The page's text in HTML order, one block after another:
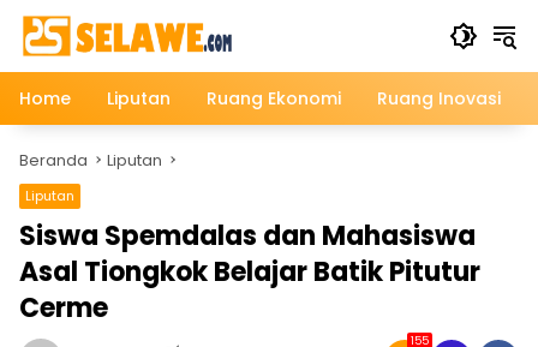
Langsung
konten
Home
Liputan Ruang Ekonomi Ruang Inovasi
Beranda Liputan
Liputan
Siswa Spemdalas dan Mahasiswa
Asal Tiongkok Belajar Batik Pitutur
Cerme
155